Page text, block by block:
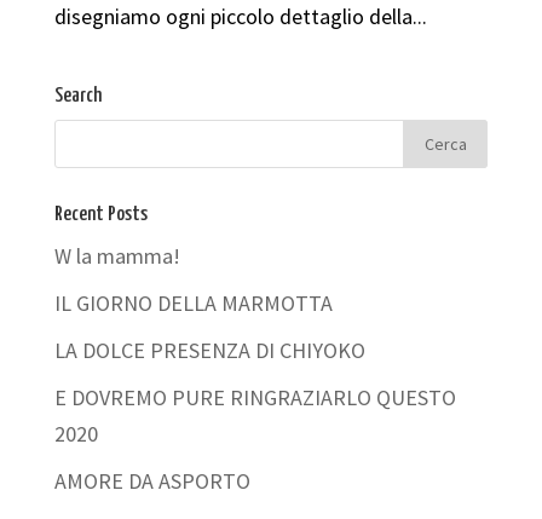
disegniamo ogni piccolo dettaglio della...
Search
Recent Posts
W la mamma!
IL GIORNO DELLA MARMOTTA
LA DOLCE PRESENZA DI CHIYOKO
E DOVREMO PURE RINGRAZIARLO QUESTO
2020
AMORE DA ASPORTO